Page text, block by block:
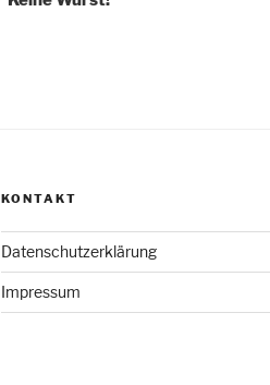
KONTAKT
Datenschutzerklärung
Impressum